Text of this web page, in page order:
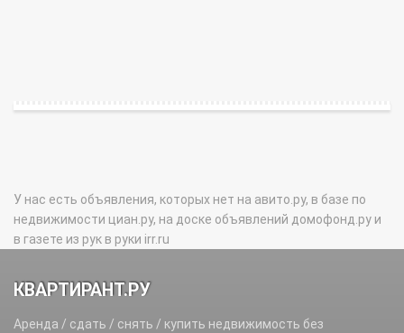
У нас есть объявления, которых нет на авито.ру, в базе по
недвижимости циан.ру, на доске объявлений домофонд.ру и
в газете из рук в руки irr.ru
КВАРТИРАНТ.РУ
Аренда / сдать / снять / купить недвижимость без